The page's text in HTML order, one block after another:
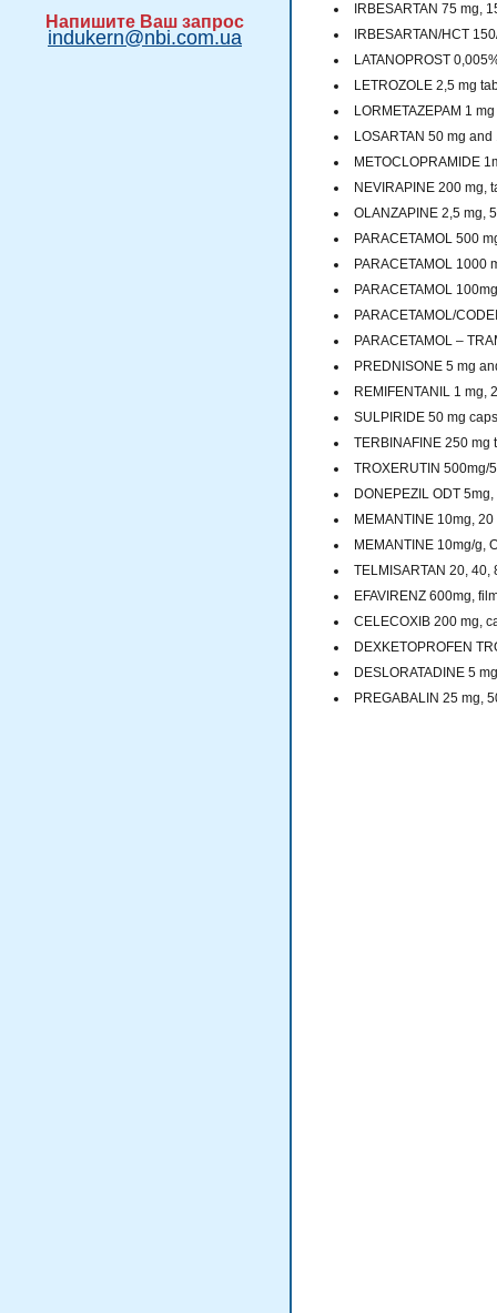
Напишите Ваш запрос
indukern@nbi.com.ua
IRBESARTAN 75 mg,
IRBESARTAN/HCT
LATANOPROST
LETROZOLE 2,5 mg
LORMETAZEPAM 1
LOSARTAN 50 mg
METOCLOPRAMIDE
NEVIRAPINE 200 mg,
OLANZAPINE 2,5 mg,
PARACETAMOL 500
PARACETAMOL 1000
PARACETAMOL
PARACETAMOL/
PARACETAMOL –
PREDNISONE 5 mg
REMIFENTANIL 1 mg,
SULPIRIDE 50 mg
TERBINAFINE 250 mg
TROXERUTIN 500mg/
DONEPEZIL ODT
MEMANTINE 10mg,
MEMANTINE 10mg/g,
TELMISARTAN 20, 40,
EFAVIRENZ 600mg,
CELECOXIB 200 mg,
DEXKETOPROFEN
DESLORATADINE 5
PREGABALIN 25 mg,